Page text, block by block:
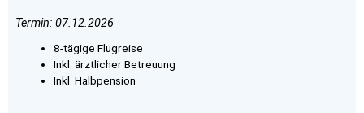
Termin: 07.12.2026
8-tägige Flugreise
Inkl. ärztlicher Betreuung
Inkl. Halbpension